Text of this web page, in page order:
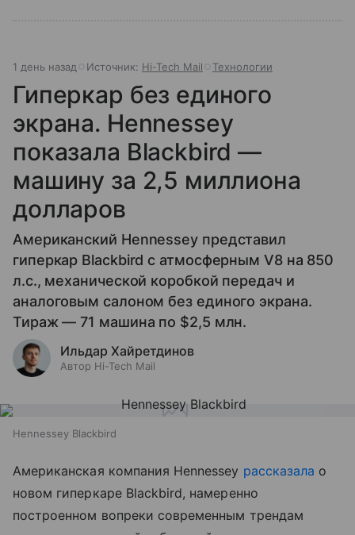
1 день назад Источник: Hi-Tech Mail Технологии
Гиперкар без единого
экрана. Hennessey
показала Blackbird —
машину за 2,5 миллиона
долларов
Американский Hennessey представил
гиперкар Blackbird с атмосферным V8 на 850
л.с., механической коробкой передач и
аналоговым салоном без единого экрана.
Тираж — 71 машина по $2,5 млн.
Ильдар Хайретдинов
Автор Hi-Tech Mail
Hennessey Blackbird
Американская компания Hennessey рассказала о
новом гиперкаре Blackbird, намеренно
построенном вопреки современным трендам